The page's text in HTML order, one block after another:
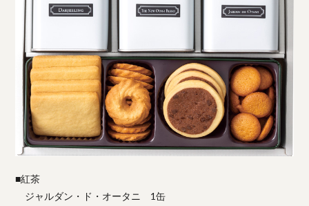
■紅茶
ジャルダン・ド・オータニ 1缶